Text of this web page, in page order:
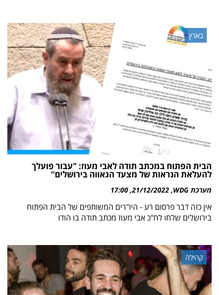
בארץ
הבית הפתוח במכתב תודה לאבי מעוז: "עבור פועלך
להעלאת הנראות של מצעד הגאווה בירושלים"
מערכת WDG 21/12/2022
17:00
אין כזה דבר פרסום רע - היו"רים המשותפים של הבית הפתוח
בירושלים שלחו לח"כ אבי מעוז מכתב תודה בו הודו
קהילה